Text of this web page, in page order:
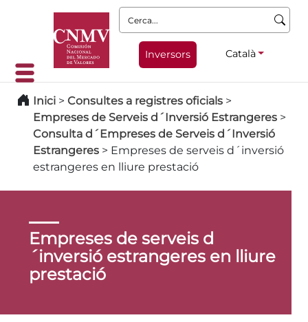
Cerca:
Inversors Català
Inici > Consultes a registres oficials >
Empreses de Serveis d´Inversió Estrangeres >
Consulta d´Empreses de Serveis d´Inversió
Estrangeres > Empreses de serveis d´inversió
estrangeres en lliure prestació
Empreses de serveis d
´inversió estrangeres en lliure
prestació